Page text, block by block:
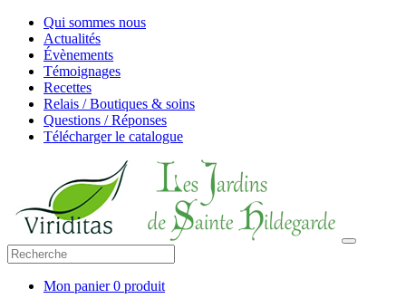
Qui sommes nous
Actualités
Évènements
Témoignages
Recettes
Relais / Boutiques & soins
Questions / Réponses
Télécharger le catalogue
Mon panier0 produit